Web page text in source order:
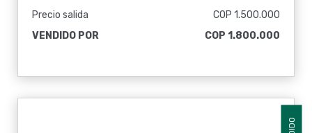
Precio salida
COP 1.500.000
VENDIDO POR
COP 1.800.000